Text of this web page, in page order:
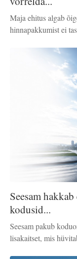
Maja ehitus algab
hinnapakkumist ei
Seesam
kodusid...
Seesam pakub
lisakaitset, mis